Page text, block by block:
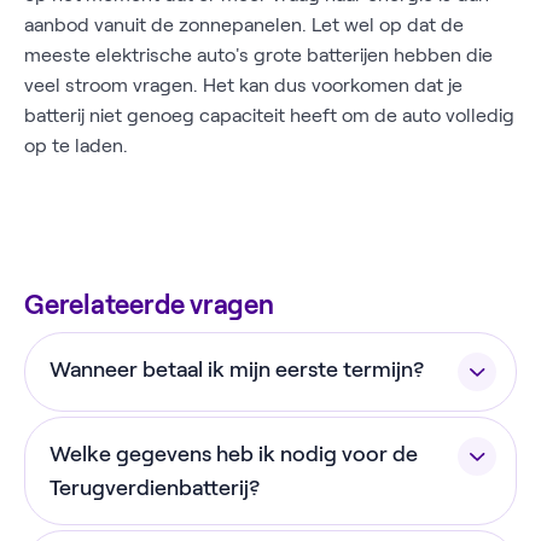
aanbod vanuit de zonnepanelen. Let wel op dat de
meeste elektrische auto's grote batterijen hebben die
veel stroom vragen. Het kan dus voorkomen dat je
batterij niet genoeg capaciteit heeft om de auto volledig
op te laden.
Gerelateerde vragen
Wanneer betaal ik mijn eerste termijn?
De eerste termijn wordt circa één maand na het
afsluiten van de gespreid betalen overeenkomst
geïncasseerd via automatische incasso.
Welke gegevens heb ik nodig voor de
Terugverdienbatterij?